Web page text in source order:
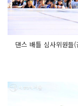
댄스 배틀 심사위원들